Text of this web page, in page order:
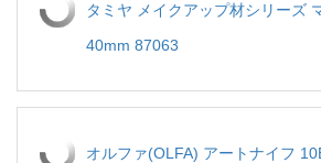
タミヤ メイクアップ材シリーズ
40mm 87063
オルファ(OLFA) アートナイフ